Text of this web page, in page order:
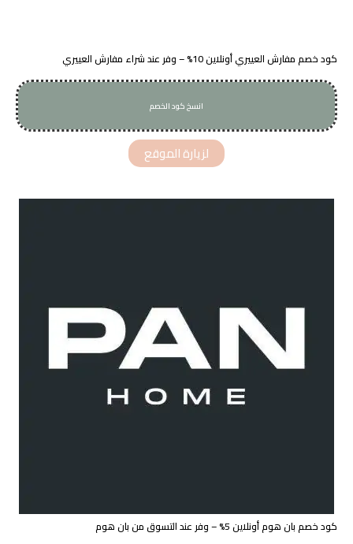
كود خصم مفارش العييري أونلاين 10% – وفر عند شراء مفارش العييري
انسخ كود الخصم
TU18
لزيارة الموقع
كود خصم بان هوم أونلاين 5% – وفر عند التسوق من بان هوم